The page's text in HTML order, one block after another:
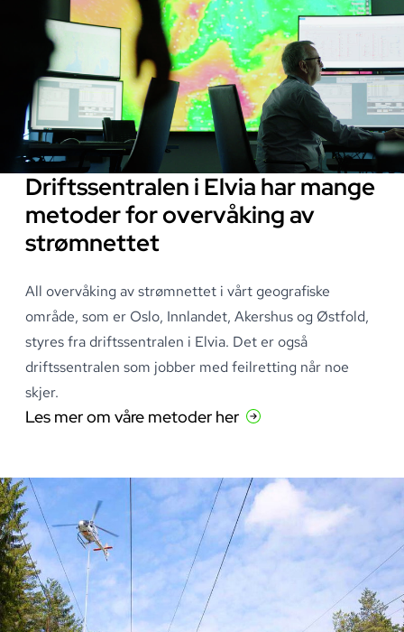
Driftssentralen i Elvia har mange
metoder for overvåking av
strømnettet
All overvåking av strømnettet i vårt geografiske
område, som er Oslo, Innlandet, Akershus og Østfold,
styres fra driftssentralen i Elvia. Det er også
driftssentralen som jobber med feilretting når noe
skjer.
Les mer om våre metoder her